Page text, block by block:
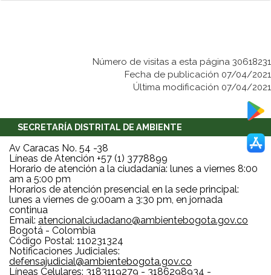
Número de visitas a esta página 30618231
Fecha de publicación 07/04/2021
Última modificación 07/04/2021
SECRETARÍA DISTRITAL DE AMBIENTE
Av Caracas No. 54 -38
Líneas de Atención +57 (1) 3778899
Horario de atención a la ciudadanía: lunes a viernes 8:00
am a 5:00 pm
Horarios de atención presencial en la sede principal:
lunes a viernes de 9:00am a 3:30 pm, en jornada
continua
Email: atencionalciudadano@ambientebogota.gov.co
Bogotá - Colombia
Código Postal: 110231324
Notificaciones Judiciales:
defensajudicial@ambientebogota.gov.co
Líneas Celulares: 3183119279 - 3186298934 -